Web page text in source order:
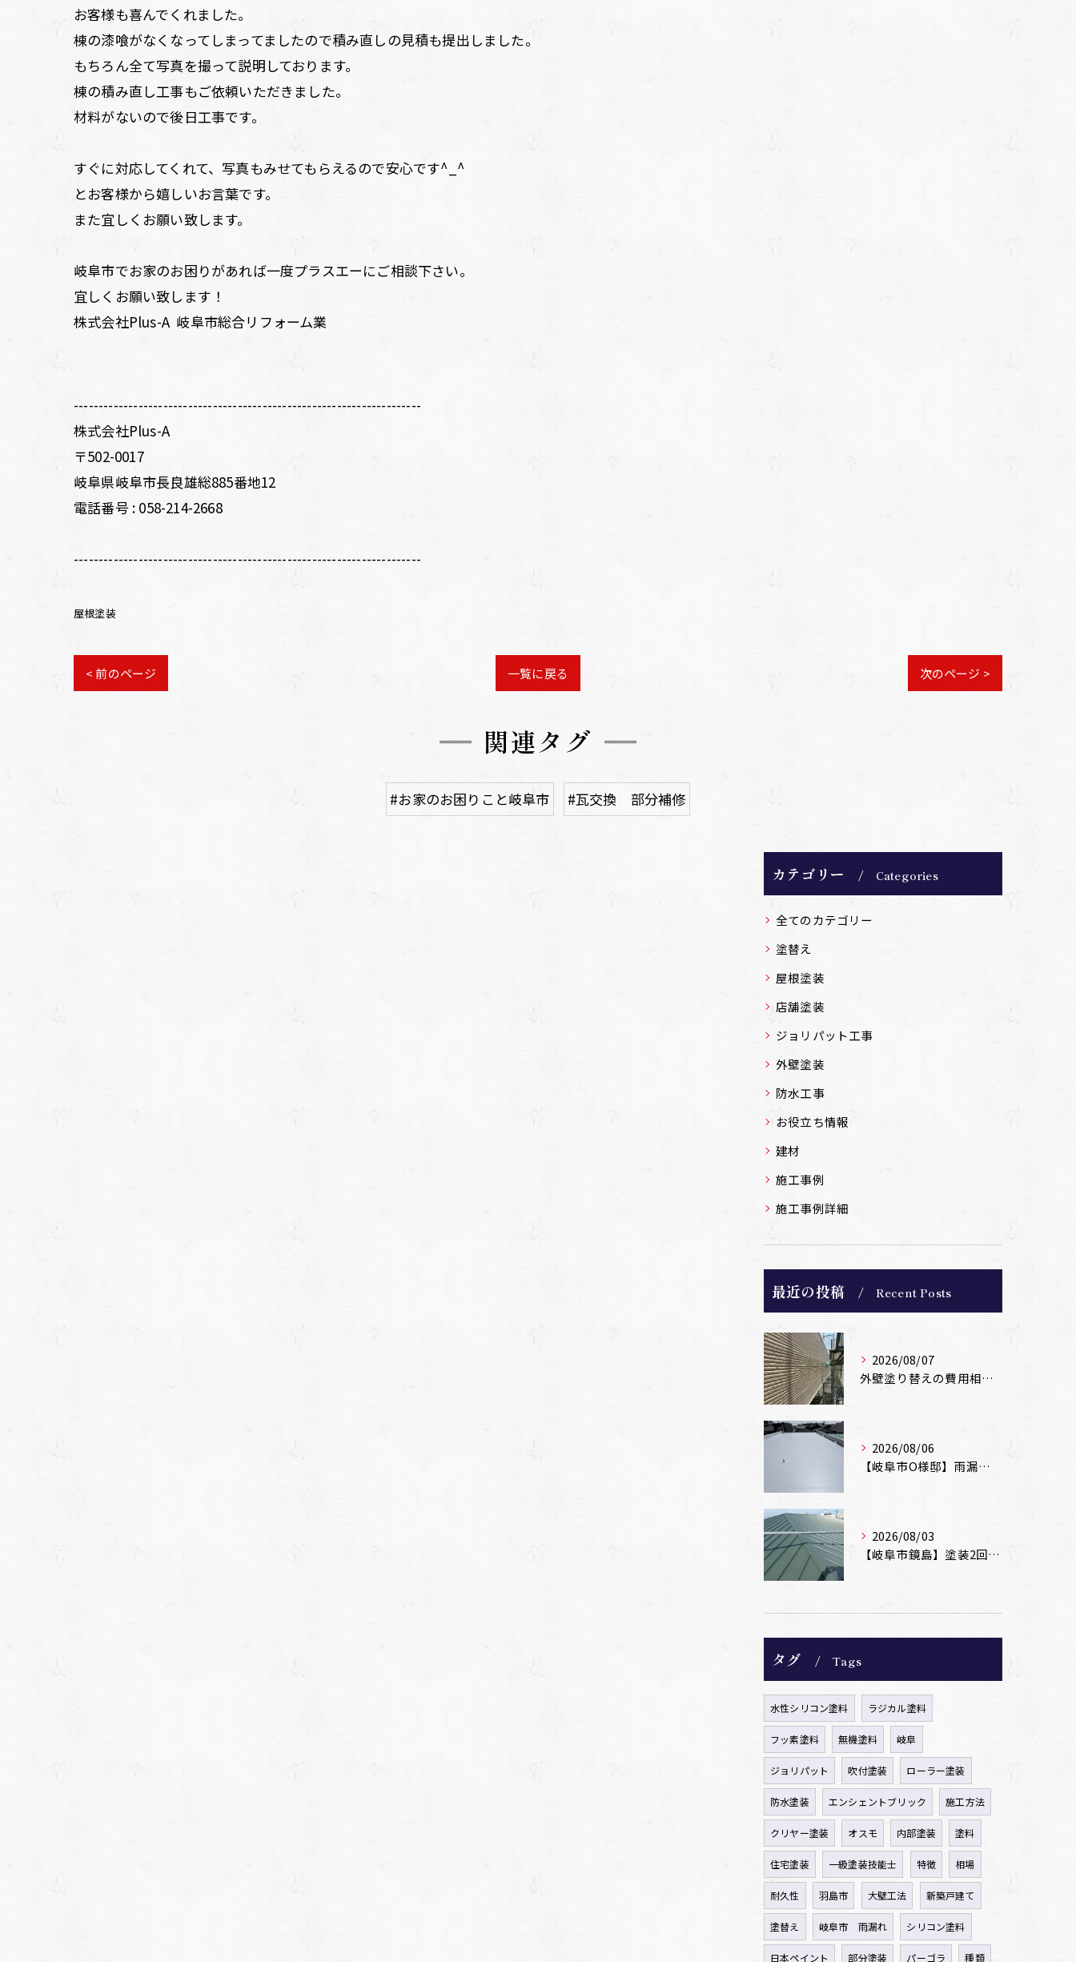
お客様も喜んでくれました。
棟の漆喰がなくなってしまってましたので積み直しの見積も提出しました。
もちろん全て写真を撮って説明しております。
棟の積み直し工事もご依頼いただきました。
材料がないので後日工事です。
すぐに対応してくれて、写真もみせてもらえるので安心です^_^
とお客様から嬉しいお言葉です。
また宜しくお願い致します。
岐阜市でお家のお困りがあれば一度プラスエーにご相談下さい。
宜しくお願い致します！
株式会社Plus-A 岐阜市総合リフォーム業
----------------------------------------------------------------------
株式会社Plus-A
〒502-0017
岐阜県岐阜市長良雄総885番地12
電話番号 : 058-214-2668
----------------------------------------------------------------------
屋根塗装
< 前のページ 一覧に戻る 次のページ >
関連タグ
#お家のお困りこと岐阜市 #瓦交換 部分補修
カテゴリー Categories
全てのカテゴリー
塗替え
屋根塗装
店舗塗装
ジョリパット工事
外壁塗装
防水工事
お役立ち情報
建材
施工事例
施工事例詳細
最近の投稿 Recent Posts
2026/08/07
外壁塗り替えの費用相場は？坪数別の価格目安と安く抑えるコツ【一級塗装士解説】
2026/08/06
【岐阜市O様邸】雨漏りを解消！塩ビシート機械固定工法による屋根防水工事
2026/08/03
【岐阜市鏡島】塗装2回のカラーベスト屋根をカバー工法でガルバリウム鋼板に改修！
タグ Tags
水性シリコン塗料 ラジカル塗料
フッ素塗料 無機塗料 岐阜
ジョリパット 吹付塗装 ローラー塗装
防水塗装 エンシェントブリック 施工方法
クリヤー塗装 オスモ 内部塗装 塗料
住宅塗装 一級塗装技能士 特徴 相場
耐久性 羽島市 大壁工法 新築戸建て
塗替え 岐阜市 雨漏れ シリコン塗料
日本ペイント 部分塗装 パーゴラ 種類